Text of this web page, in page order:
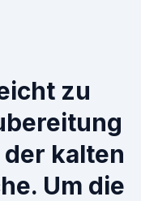
zu
kalten
Um die